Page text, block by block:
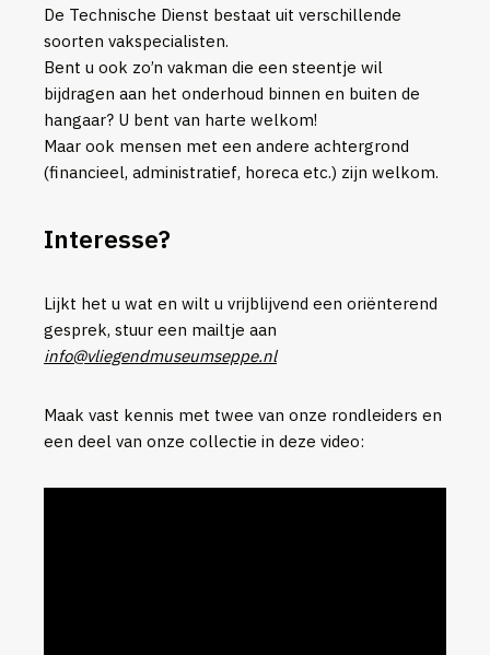
De Technische Dienst bestaat uit verschillende
soorten vakspecialisten.
Bent u ook zo’n vakman die een steentje wil
bijdragen aan het onderhoud binnen en buiten de
hangaar? U bent van harte welkom!
Maar ook mensen met een andere achtergrond
(financieel, administratief, horeca etc.) zijn welkom.
Interesse?
Lijkt het u wat en wilt u vrijblijvend een oriënterend
gesprek, stuur een mailtje aan
info@vliegendmuseumseppe.nl
Maak vast kennis met twee van onze rondleiders en
een deel van onze collectie in deze video: